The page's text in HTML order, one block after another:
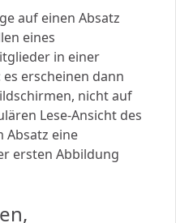
auf einen Absatz
eines
in einer
erscheinen dann
nicht auf
Lese-Ansicht des
Absatz eine
ersten Abbildung